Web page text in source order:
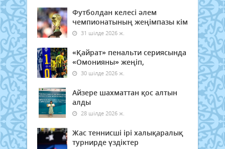
Футболдан келесі әлем
чемпионатының жеңімпазы кім
31 шілде 2026 ж.
«Қайрат» пенальти сериясында
«Омонияны» жеңіп,
30 шілде 2026 ж.
Айзере шахматтан қос алтын
алды
28 шілде 2026 ж.
Жас теннисші ірі халықаралық
турнирде үздіктер